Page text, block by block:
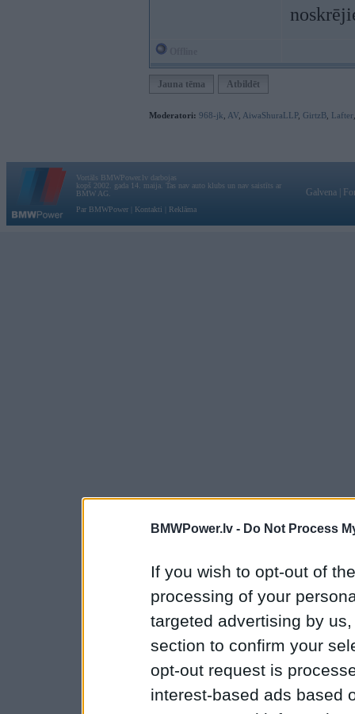
BMWPower.lv - Do Not Process
If you wish to opt-out of
processing of your
targeted advertising by
section to confirm your
opt-out request is
interest-based ads based
Jauna tēma Atbildēt
Moderatori: 968-jk AV AiwaShuraLLP, GirtzB Lafter
Vortāls BMWPower.lv darbojas
kopš 2002. gada 14. maija. Tas nav auto klubs un nav saistīts ar
BMW AG.
Par BMWPower
Kontakti Reklāma
Galvena